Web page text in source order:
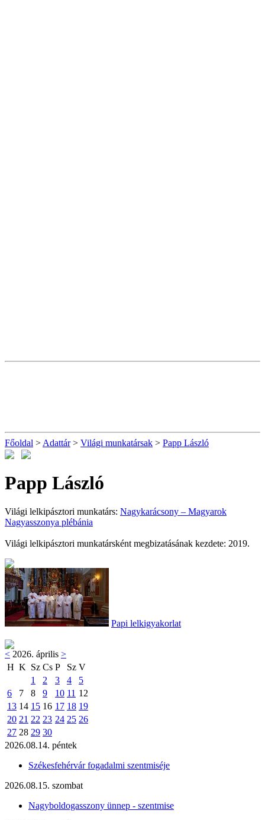
Főoldal > Adattár> Világi munkatársak > Papp László
Papp László
Világi lelkipásztori munkatárs: Nagykarácsony – Magyarok
Nagyasszonya plébánia
Világi lelkipásztori munkatársként megbizatásának kezdete: 2019.
Papi lelkigyakorlat
< 2026. április >
H K Sz Cs P Sz V
1
2 3 4
5
6
7 8 9 10 11 12
13 14 15 16 17 18 19
20 21 22 23 24 25 26
27 28 29 30
2026.08.14. péntek
Székesfehérvár fogadalmi szentmiséje
2026.08.15. szombat
Nagyboldogasszony ünnep - szentmise